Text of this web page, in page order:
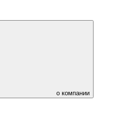
о компании